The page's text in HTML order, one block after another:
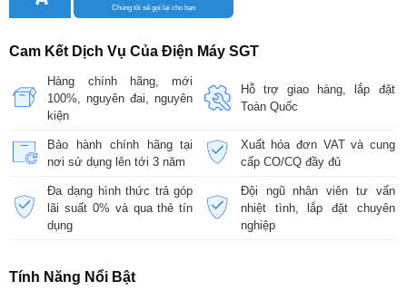
Chúng tôi sẽ gọi lại cho bạn
Cam Kết Dịch Vụ Của Điện Máy SGT
Hàng chính hãng, mới
100%, nguyên đai, nguyên
kiện
Hỗ trợ giao hàng, lắp đặt
Toàn Quốc
Bảo hành chính hãng tại
nơi sử dụng lên tới 3 năm
Xuất hóa đơn VAT và cung
cấp CO/CQ đầy đủ
Đa dạng hình thức trả góp
lãi suất 0% và qua thẻ tín
dụng
Đội ngũ nhân viên tư vấn
nhiệt tình, lắp đặt chuyên
nghiệp
Tính Năng Nổi Bật